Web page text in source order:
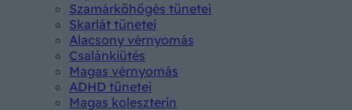
Szamárköhögés tünetei
Skarlát tünetei
Alacsony vérnyomás
Csalánkiütés
Magas vérnyomás
ADHD tünetei
Magas koleszterin